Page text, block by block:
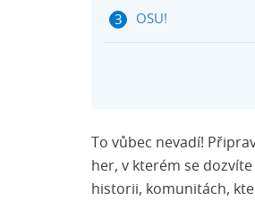
OSU!
Guitar Hero
To vůbec nevadí!
her, v kterém se
historii, komunitách,